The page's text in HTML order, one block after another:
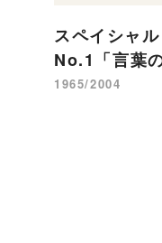
スペイシャ
No.1「言葉
1965/2004